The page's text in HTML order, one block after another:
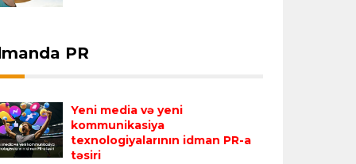
PR
Yeni media və yeni
kommunikasiya
texnologiyalarının idman PR-a
təsiri